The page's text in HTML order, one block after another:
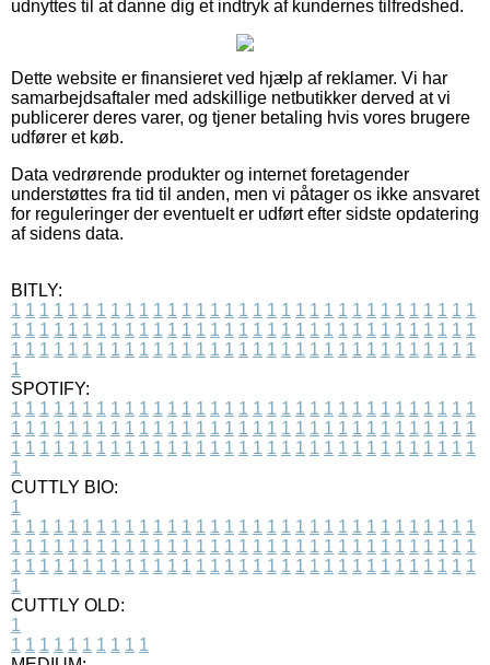
udnyttes til at danne dig et indtryk af kundernes tilfredshed.
Dette website er finansieret ved hjælp af reklamer. Vi har
samarbejdsaftaler med adskillige netbutikker derved at vi
publicerer deres varer, og tjener betaling hvis vores brugere
udfører et køb.
Data vedrørende produkter og internet foretagender
understøttes fra tid til anden, men vi påtager os ikke ansvaret
for reguleringer der eventuelt er udført efter sidste opdatering
af sidens data.
BITLY:
1 1 1 1 1 1 1 1 1 1 1 1 1 1 1 1 1 1 1 1 1 1 1 1 1 1 1 1 1 1 1 1 1
1 1 1 1 1 1 1 1 1 1 1 1 1 1 1 1 1 1 1 1 1 1 1 1 1 1 1 1 1 1 1 1 1
1 1 1 1 1 1 1 1 1 1 1 1 1 1 1 1 1 1 1 1 1 1 1 1 1 1 1 1 1 1 1 1 1
1
SPOTIFY:
1 1 1 1 1 1 1 1 1 1 1 1 1 1 1 1 1 1 1 1 1 1 1 1 1 1 1 1 1 1 1 1 1
1 1 1 1 1 1 1 1 1 1 1 1 1 1 1 1 1 1 1 1 1 1 1 1 1 1 1 1 1 1 1 1 1
1 1 1 1 1 1 1 1 1 1 1 1 1 1 1 1 1 1 1 1 1 1 1 1 1 1 1 1 1 1 1 1 1
1
CUTTLY BIO:
1
1 1 1 1 1 1 1 1 1 1 1 1 1 1 1 1 1 1 1 1 1 1 1 1 1 1 1 1 1 1 1 1 1
1 1 1 1 1 1 1 1 1 1 1 1 1 1 1 1 1 1 1 1 1 1 1 1 1 1 1 1 1 1 1 1 1
1 1 1 1 1 1 1 1 1 1 1 1 1 1 1 1 1 1 1 1 1 1 1 1 1 1 1 1 1 1 1 1 1
1
CUTTLY OLD:
1
1 1 1 1 1 1 1 1 1 1